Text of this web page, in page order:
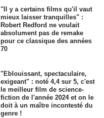
"Il y a certains films qu'il vaut
mieux laisser tranquilles" :
Robert Redford ne voulait
absolument pas de remake
pour ce classique des années
70
"Eblouissant, spectaculaire,
exigeant" : noté 4,4 sur 5, c'est
le meilleur film de science-
fiction de l'année 2024 et on le
doit à un maître incontesté du
genre !